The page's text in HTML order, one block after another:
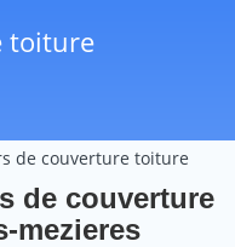
toiture
de couverture toiture
de couverture
mezieres